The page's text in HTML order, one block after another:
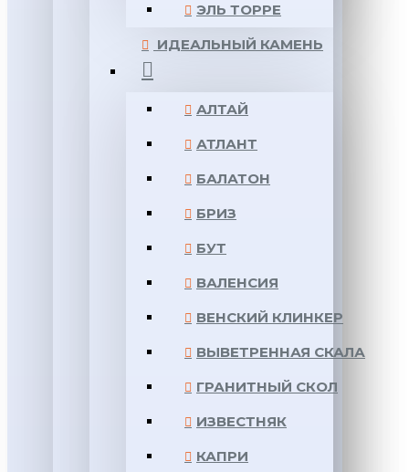
ЭЛЬ ТОРРЕ
ИДЕАЛЬНЫЙ КАМЕНЬ
АЛТАЙ
АТЛАНТ
БАЛАТОН
БРИЗ
БУТ
ВАЛЕНСИЯ
ВЕНСКИЙ КЛИНКЕР
ВЫВЕТРЕННАЯ СКАЛА
ГРАНИТНЫЙ СКОЛ
ИЗВЕСТНЯК
КАПРИ